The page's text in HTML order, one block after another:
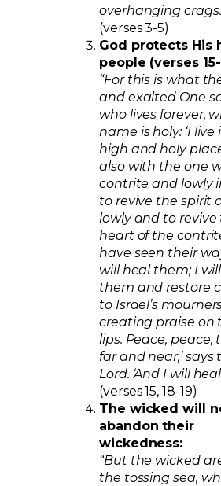
overhanging
(verses 3-5)
God protects His
people (verses 15-
“For this is what
and exalted One
who lives forever,
name is holy: ‘I live
high and holy
also with the one
contrite and lowly
to revive the spirit
lowly and to revive
heart of the
have seen their
will heal them; I
them and restore
to Israel’s
creating praise on
lips. Peace, peace,
far and near,’ says
Lord. ‘And I will
(verses 15, 18-19)
The wicked will
abandon their
wickedness:
“But the wicked
the tossing sea,